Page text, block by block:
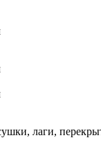
лаги,